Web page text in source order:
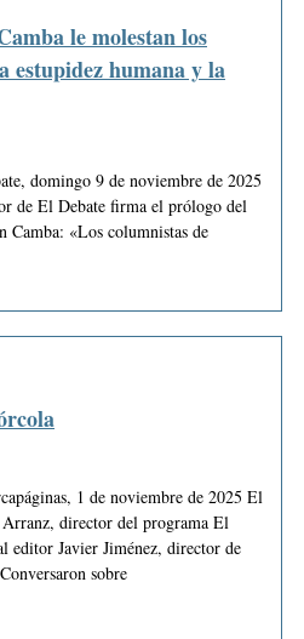
le molestan los
estupidez humana y la
domingo 9 de noviembre de 2025
de El Debate firma el prólogo del
Camba: «Los columnistas de
1 de noviembre de 2025 El
director del programa El
editor Javier Jiménez, director de
sobre